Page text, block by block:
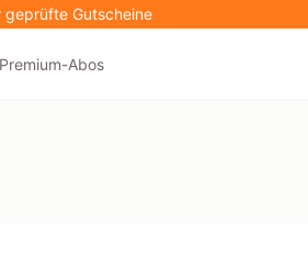
geprüfte Gutscheine
Abos